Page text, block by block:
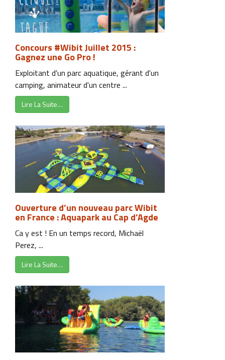
Concours #Wibit Juillet 2015 :
Gagnez une Go Pro !
Exploitant d'un parc aquatique, gérant d'un
camping, animateur d'un centre ...
Lire La Suite…
Ouverture d’un nouveau parc Wibit
en France : Aquapark au Cap d’Agde
Ca y est ! En un temps record, Michaël
Perez, ...
Lire La Suite…